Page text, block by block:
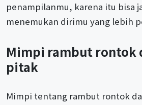
penampilanmu, karena itu bisa
menemukan dirimu yang lebih
Mimpi rambut rontok
pitak
Mimpi tentang rambut rontok